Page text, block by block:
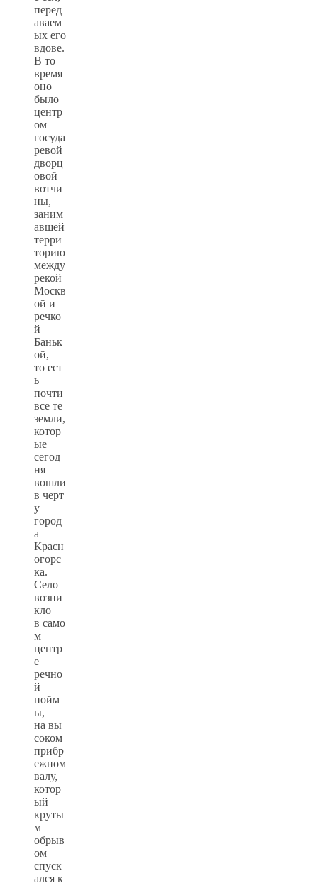
перед
аваем
ых его
вдове.
В то
время
оно
было
центр
ом
госуда
ревой
дворц
овой
вотчи
ны,
заним
авшей
терри
торию
между
рекой
Москв
ой и
речко
й
Баньк
ой,
то ест
ь
почти
все те
земли,
котор
ые
сегод
ня
вошли
в черт
у
город
а
Красн
огорс
ка.
Село
возни
кло
в само
м
центр
е
речно
й
пойм
ы,
на вы
соком
прибр
ежном
валу,
котор
ый
круты
м
обрыв
ом
спуск
ался к